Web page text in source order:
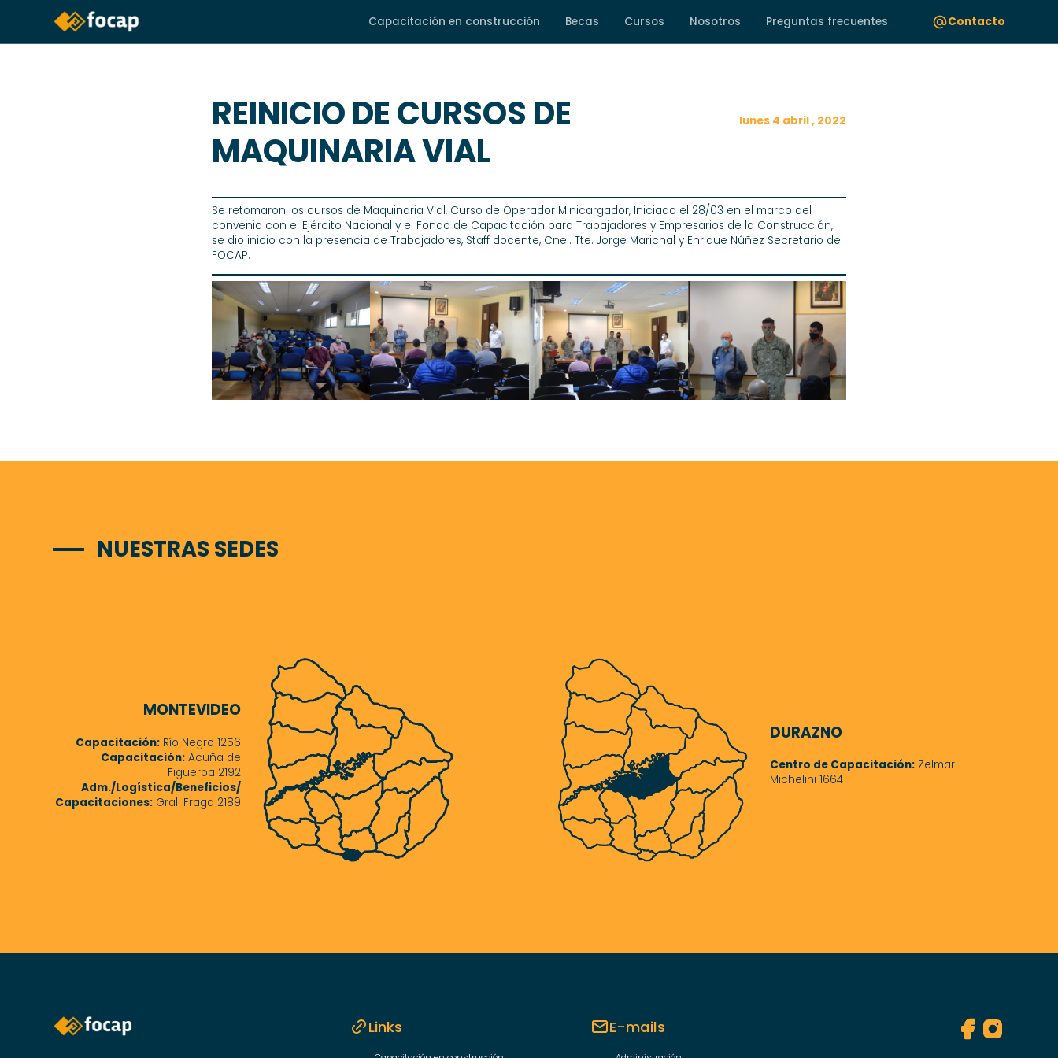
Capacitación en construcción Becas Cursos Nosotros Preguntas frecuentes Contacto
REINICIO DE CURSOS DE
MAQUINARIA VIAL
lunes 4 abril , 2022
Se retomaron los cursos de Maquinaria Vial, Curso de Operador Minicargador, Iniciado el 28/03 en el marco del
convenio con el Ejército Nacional y el Fondo de Capacitación para Trabajadores y Empresarios de la Construcción,
se dio inicio con la presencia de Trabajadores, Staff docente, Cnel. Tte. Jorge Marichal y Enrique Núñez Secretario de
FOCAP.
NUESTRAS SEDES
MONTEVIDEO
Capacitación:Río Negro 1256
Capacitación:Acuña de
Figueroa 2192
Adm./Logística/Beneficios/
Capacitaciones:Gral. Fraga 2189
DURAZNO
Centro de Capacitación: Zelmar
Michelini 1664
Links E-mails